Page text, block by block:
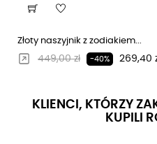
Złoty naszyjnik z zodiakiem...
Regularna cena
449,00 zł -40% Cena
269,40
KLIENCI, KTÓRZY
KUPILI